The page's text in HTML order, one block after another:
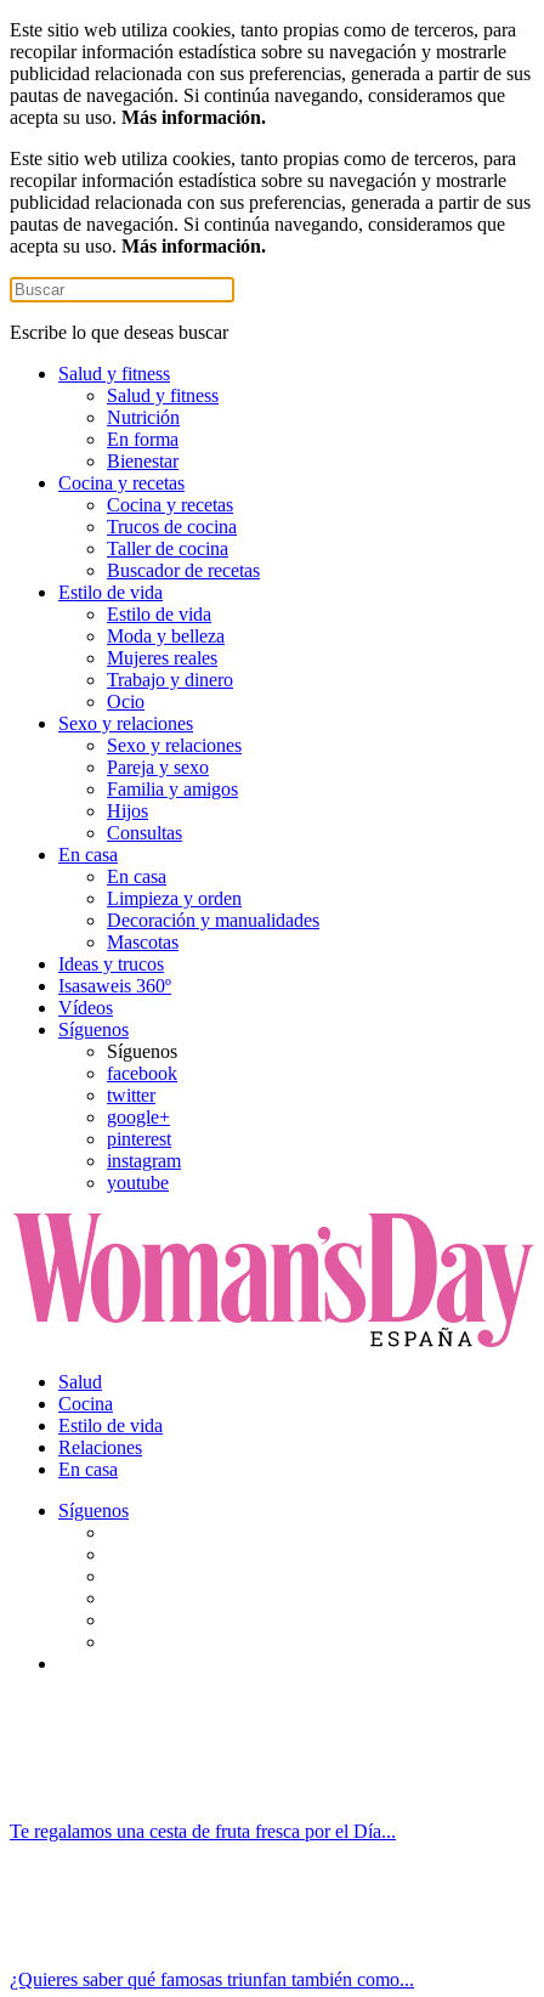
Este sitio web utiliza cookies, tanto propias como de terceros, para
recopilar información estadística sobre su navegación y mostrarle
publicidad relacionada con sus preferencias, generada a partir de sus
pautas de navegación. Si continúa navegando, consideramos que
acepta su uso. Más información.
Este sitio web utiliza cookies, tanto propias como de terceros, para
recopilar información estadística sobre su navegación y mostrarle
publicidad relacionada con sus preferencias, generada a partir de sus
pautas de navegación. Si continúa navegando, consideramos que
acepta su uso. Más información.
Escribe lo que deseas buscar
Salud y fitness
Salud y fitness
Nutrición
En forma
Bienestar
Cocina y recetas
Cocina y recetas
Trucos de cocina
Taller de cocina
Buscador de recetas
Estilo de vida
Estilo de vida
Moda y belleza
Mujeres reales
Trabajo y dinero
Ocio
Sexo y relaciones
Sexo y relaciones
Pareja y sexo
Familia y amigos
Hijos
Consultas
En casa
En casa
Limpieza y orden
Decoración y manualidades
Mascotas
Ideas y trucos
Isasaweis 360º
Vídeos
Síguenos
Síguenos
facebook
twitter
google+
pinterest
instagram
youtube
Salud
Cocina
Estilo de vida
Relaciones
En casa
Síguenos
Te regalamos una cesta de fruta fresca por el Día...
¿Quieres saber qué famosas triunfan también como...